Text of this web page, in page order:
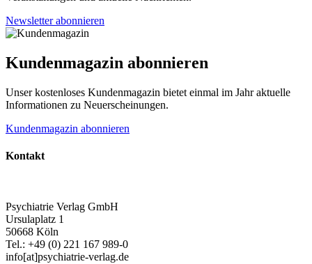
Newsletter abonnieren
Kundenmagazin abonnieren
Unser kostenloses Kundenmagazin bietet einmal im Jahr aktuelle
Informationen zu Neuerscheinungen.
Kundenmagazin abonnieren
Kontakt
Psychiatrie Verlag GmbH
Ursulaplatz 1
50668 Köln
Tel.: +49 (0) 221 167 989-0
info[at]psychiatrie-verlag.de